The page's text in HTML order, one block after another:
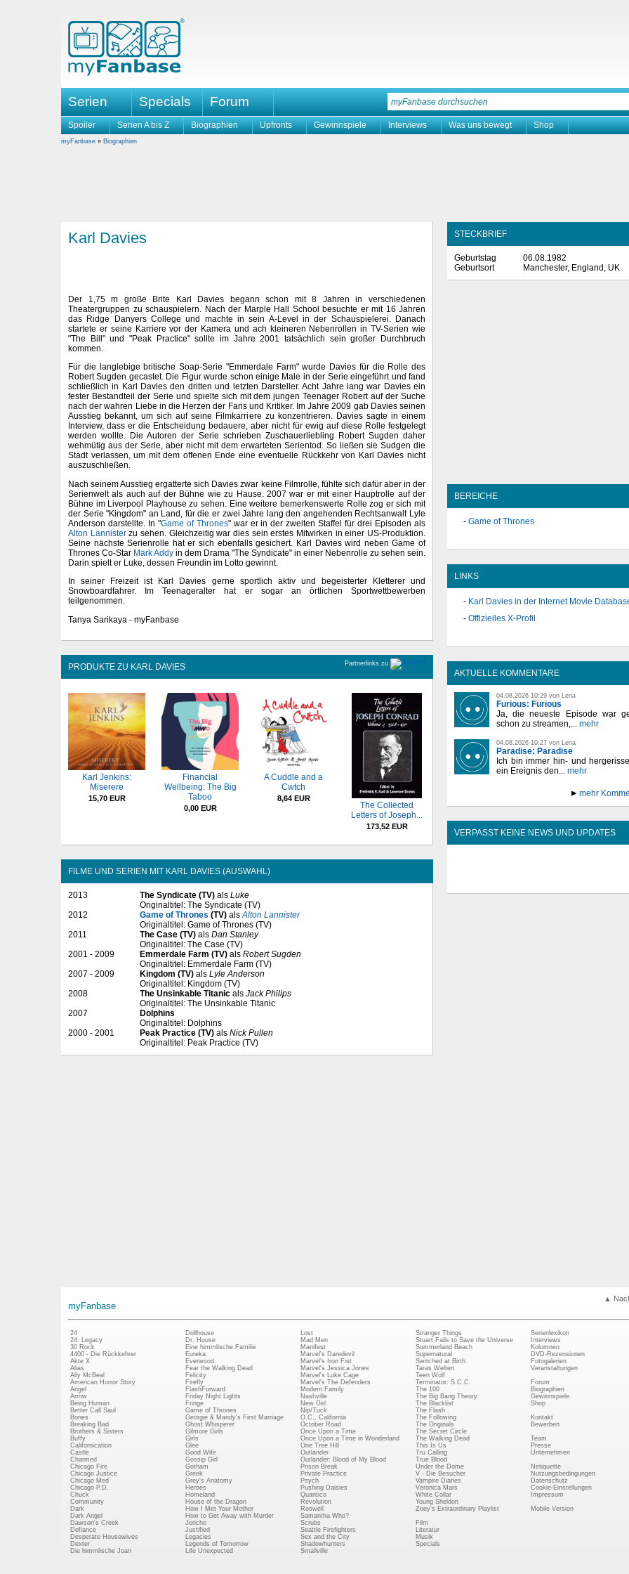
Serien Specials Forum
Spoiler Serien A bis Z Biographien Upfronts Gewinnspiele Interviews Was uns bewegt Shop
myFanbase » Biographien
Karl Davies
Der 1,75 m große Brite Karl Davies begann schon mit 8 Jahren in verschiedenen
Theatergruppen zu schauspielern. Nach der Marple Hall School besuchte er mit 16 Jahren
das Ridge Danyers College und machte in sein A-Level in der Schauspielerei. Danach
startete er seine Karriere vor der Kamera und ach kleineren Nebenrollen in TV-Serien wie
"The Bill" und "Peak Practice" sollte im Jahre 2001 tatsächlich sein großer Durchbruch
kommen.
Für die langlebige britische Soap-Serie "Emmerdale Farm" wurde Davies für die Rolle des
Robert Sugden gecastet. Die Figur wurde schon einige Male in der Serie eingeführt und fand
schließlich in Karl Davies den dritten und letzten Darsteller. Acht Jahre lang war Davies ein
fester Bestandteil der Serie und spielte sich mit dem jungen Teenager Robert auf der Suche
nach der wahren Liebe in die Herzen der Fans und Kritiker. Im Jahre 2009 gab Davies seinen
Ausstieg bekannt, um sich auf seine Filmkarriere zu konzentrieren. Davies sagte in einem
Interview, dass er die Entscheidung bedauere, aber nicht für ewig auf diese Rolle festgelegt
werden wollte. Die Autoren der Serie schrieben Zuschauerliebling Robert Sugden daher
wehmütig aus der Serie, aber nicht mit dem erwarteten Serientod. So ließen sie Sudgen die
Stadt verlassen, um mit dem offenen Ende eine eventuelle Rückkehr von Karl Davies nicht
auszuschließen.
Nach seinem Ausstieg ergatterte sich Davies zwar keine Filmrolle, fühlte sich dafür aber in der
Serienwelt als auch auf der Bühne wie zu Hause. 2007 war er mit einer Hauptrolle auf der
Bühne im Liverpool Playhouse zu sehen. Eine weitere bemerkenswerte Rolle zog er sich mit
der Serie "Kingdom" an Land, für die er zwei Jahre lang den angehenden Rechtsanwalt Lyle
Anderson darstellte. In "Game of Thrones" war er in der zweiten Staffel für drei Episoden als
Alton Lannisterzu sehen. Gleichzeitig war dies sein erstes Mitwirken in einer US-Produktion.
Seine nächste Serienrolle hat er sich ebenfalls gesichert. Karl Davies wird neben Game of
Thrones Co-Star Mark Addy in dem Drama "The Syndicate" in einer Nebenrolle zu sehen sein.
Darin spielt er Luke, dessen Freundin im Lotto gewinnt.
In seiner Freizeit ist Karl Davies gerne sportlich aktiv und begeisterter Kletterer und
Snowboardfahrer. Im Teenageralter hat er sogar an örtlichen Sportwettbewerben
teilgenommen.
Tanya Sarikaya - myFanbase
Partnerlinks zu
PRODUKTE ZU KARL DAVIES
Karl Jenkins:
Miserere
15,70 EUR
Financial
Wellbeing: The Big
Taboo
0,00 EUR
A Cuddle and a
Cwtch
8,64 EUR
The Collected
Letters of Joseph...
173,52 EUR
FILME UND SERIEN MIT KARL DAVIES (AUSWAHL)
2013 The Syndicate (TV) als Luke
Originaltitel: The Syndicate (TV)
2012
Game of Thrones (TV) alsAlton Lannister
Originaltitel: Game of Thrones (TV)
2011
The Case (TV) als Dan Stanley
Originaltitel: The Case (TV)
2001 - 2009
Emmerdale Farm (TV) als Robert Sugden
Originaltitel: Emmerdale Farm (TV)
2007 - 2009
Kingdom (TV) als Lyle Anderson
Originaltitel: Kingdom (TV)
2008
The Unsinkable Titanic als Jack Philips
Originaltitel: The Unsinkable Titanic
2007
Dolphins
Originaltitel: Dolphins
2000 - 2001
Peak Practice (TV) als Nick Pullen
Originaltitel: Peak Practice (TV)
STECKBRIEF
Geburtstag
06.08.1982
Geburtsort
Manchester, England, UK
BEREICHE
Game of Thrones
LINKS
Karl Davies in der Internet Movie
Offizielles X-Profil
AKTUELLE KOMMENTARE
04.08.2026 10:29 von Lena
Furious: Furious
Ja, die neueste Episode war
schon zu streamen,... mehr
04.08.2026 10:27 von Lena
Paradise: Paradise
Ich bin immer hin- und
ein Ereignis den... mehr
mehr
VERPASST KEINE NEWS UND UPDATES
▲
myFanbase
24
24: Legacy
30 Rock
4400 - Die Rückkehrer
Akte X
Alias
Ally McBeal
American Horror Story
Angel
Arrow
Being Human
Better Call Saul
Bones
Breaking Bad
Brothers & Sisters
Buffy
Californication
Castle
Charmed
Chicago Fire
Chicago Justice
Chicago Med
Chicago P.D.
Chuck
Community
Dark
Dark Angel
Dawson's Creek
Defiance
Desperate Housewives
Dexter
Die himmlische Joan
Dollhouse
Dr. House
Eine himmlische Familie
Eureka
Everwood
Fear the Walking Dead
Felicity
Firefly
FlashForward
Friday Night Lights
Fringe
Game of Thrones
Georgie & Mandy's First Marriage
Ghost Whisperer
Gilmore Girls
Girls
Glee
Good Wife
Gossip Girl
Gotham
Greek
Grey's Anatomy
Heroes
Homeland
House of the Dragon
How I Met Your Mother
How to Get Away with Murder
Jericho
Justified
Legacies
Legends of Tomorrow
Life Unexpected
Lost
Mad Men
Manifest
Marvel's Daredevil
Marvel's Iron Fist
Marvel's Jessica Jones
Marvel's Luke Cage
Marvel's The Defenders
Modern Family
Nashville
New Girl
Nip/Tuck
O.C., California
October Road
Once Upon a Time
Once Upon a Time in Wonderland
One Tree Hill
Outlander
Outlander: Blood of My Blood
Prison Break
Private Practice
Psych
Pushing Daisies
Quantico
Revolution
Roswell
Samantha Who?
Scrubs
Seattle Firefighters
Sex and the City
Shadowhunters
Smallville
Stranger Things
Stuart Fails to Save the Universe
Summerland Beach
Supernatural
Switched at Birth
Taras Welten
Teen Wolf
Terminator: S.C.C.
The 100
The Big Bang Theory
The Blacklist
The Flash
The Following
The Originals
The Secret Circle
The Walking Dead
This Is Us
Tru Calling
True Blood
Under the Dome
V - Die Besucher
Vampire Diaries
Veronica Mars
White Collar
Young Sheldon
Zoey's Extraordinary Playlist
Film
Literatur
Musik
Specials
Serienlexikon
Interviews
Kolumnen
DVD-Rezensionen
Fotogalerien
Veranstaltungen
Forum
Biographien
Gewinnspiele
Shop
Kontakt
Bewerben
Team
Presse
Unternehmen
Netiquette
Nutzungsbedingungen
Datenschutz
Cookie-Einstellungen
Impressum
Mobile Version